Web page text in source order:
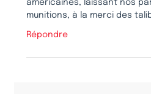
américaines, laissant nos
munitions, à la merci des
Répondre